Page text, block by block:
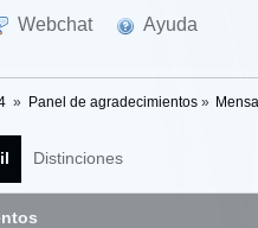
Webchat Ayuda
» Panel de agradecimientos»
Distinciones